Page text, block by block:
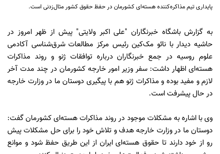
پایداری تیم مذاکره‌کننده هسته‌ای کشورمان در حفظ حقوق کشور مثال‌زدنی است.
به گزارش باشگاه خبرنگاران "علی اکبر ولایتی" پیش از ظهر امروز در
حاشیه دیدار با نائو مک‌کین رئیس مرکز مطالعات شرق‌شناسی آکادمی
علوم روسیه در جمع خبرنگاران درباره توافقات ژنو و روند مذاکرات
هسته‌ای اظهار داشت: سفر وزیر امور خارجه کشورمان در چند مدت آخر
لازم و مفید بوده و مذاکرات ژنو هم با پیگیری دوستان ما در وزارت خارجه
در حال پیشرفت است.
وی با اشاره به مشکلات موجود در روند مذاکرات هسته‌ای کشورمان گفت:
دوستان ما در وزارت خارجه هدف و تلاش خود را برای حل مشکلات پیش
رو از خود دارند تا حقوق هسته‌ای ایران از این طریق حفظ شود و موانع